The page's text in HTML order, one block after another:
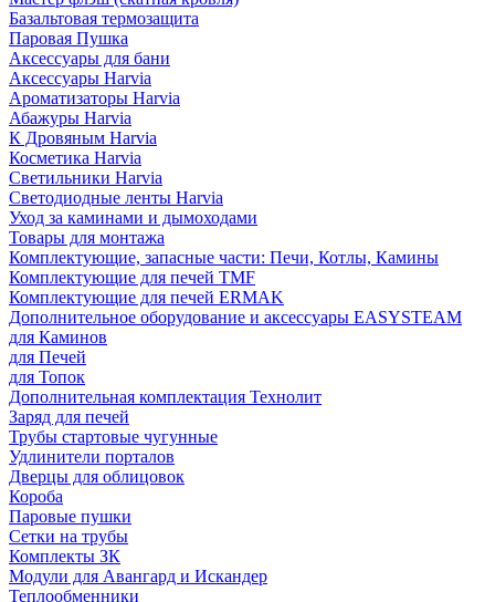
Базальтовая термозащита
Паровая Пушка
Аксессуары для бани
Аксессуары Harvia
Ароматизаторы Harvia
Абажуры Harvia
К Дровяным Harvia
Косметика Harvia
Светильники Harvia
Светодиодные ленты Harvia
Уход за каминами и дымоходами
Товары для монтажа
Комплектующие, запасные части: Печи, Котлы, Камины
Комплектующие для печей TMF
Комплектующие для печей ERMAK
Дополнительное оборудование и аксессуары EASYSTEAM
для Каминов
для Печей
для Топок
Дополнительная комплектация Технолит
Заряд для печей
Трубы стартовые чугунные
Удлинители порталов
Дверцы для облицовок
Короба
Паровые пушки
Сетки на трубы
Комплекты ЗК
Модули для Авангард и Искандер
Теплообменники